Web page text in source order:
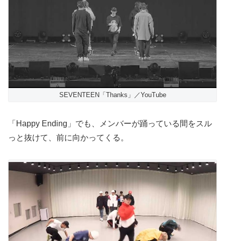
SEVENTEEN「Thanks」／YouTube
「Happy Ending」でも、メンバーが踊っている間をスル
っと抜けて、前に向かってくる。